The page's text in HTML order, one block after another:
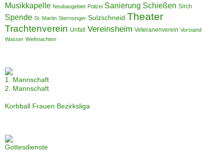
Musikkapelle Neubaugebiet Polizei Sanierung Schießen Sirch
Spende St. Martin Sternsinger Sulzschneid Theater
Trachtenverein Unfall Vereinsheim Veteranenverein Vorstand
Wasser Weihnachten
1. Mannschaft
2. Mannschaft
Korbball Frauen Bezirksliga
Gottesdienste